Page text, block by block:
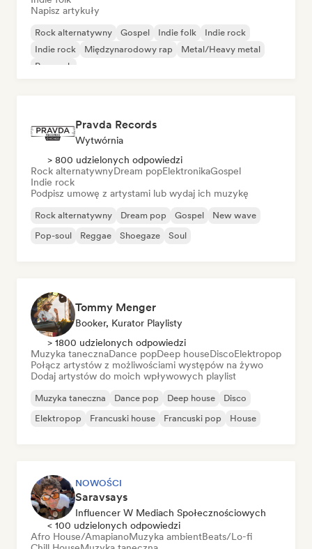
Napisz artykuły
Rock alternatywny Gospel Indie folk
Indie rock
Indie rock
Międzynarodowy rap
Metal/Heavy metal
Pop rock
Pravda Records
Wytwórnia
> 800 udzielonych odpowiedzi
Rock alternatywnyDream popElektronikaGospel
Indie rock
Podpisz umowę z artystami lub wydaj ich muzykę
Rock alternatywny Dream pop Gospel
New wave
Pop-soul
Reggae Shoegaze Soul
Tommy Menger
Booker, Kurator Playlisty
> 1800 udzielonych odpowiedzi
Muzyka tanecznaDance popDeep houseDiscoElektropop
Połącz artystów z możliwościami występów na żywo
Dodaj artystów do moich wpływowych playlist
Muzyka taneczna Dance pop Deep house
Disco
Elektropop
Francuski house Francuski pop House
NOWOŚCI
Saravsays
Influencer W Mediach Społecznościowych
< 100 udzielonych odpowiedzi
Afro House/AmapianoMuzyka ambientBeats/Lo-fi